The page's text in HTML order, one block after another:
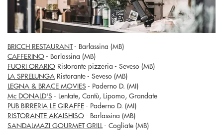
BRICCH RESTAURANT- Barlassina (MB)
CAFFERINO- Barlassina (MB)
FUORI ORARIO Ristorante pizzeria - Seveso (MB)
LA SPRELUNGA Ristorante - Seveso (MB)
LEGNA & BRACE MOVIES - Paderno D. (MI)
Mc DONALD'S - Lentate, Cantù, Lipomo, Grandate
PUB BIRRERIA LE GIRAFFE- Paderno D. (MI)
RISTORANTE AKAISHISO- Barlassina (MB)
SANDALMAZI GOURMET GRILL- Cogliate (MB)